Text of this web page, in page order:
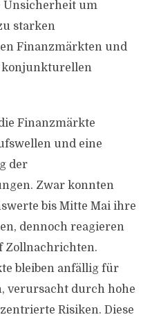
Unsicherheit um
starken
Finanzmärkten und
konjunkturellen
Finanzmärkte
und eine
der
Zwar konnten
bis Mitte Mai ihre
dennoch reagieren
Zollnachrichten.
bleiben anfällig für
verursacht durch hohe
Risiken. Diese